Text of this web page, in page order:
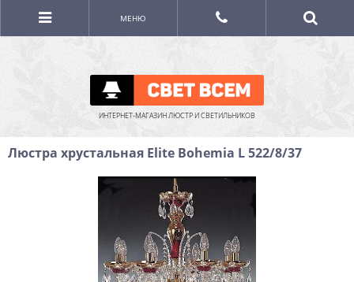
ИНТЕРНЕТ-МАГАЗИН ЛЮСТР И СВЕТИЛЬНИКОВ
МЕНЮ
Люстра хрустальная Elite Bohemia L 522/8/37